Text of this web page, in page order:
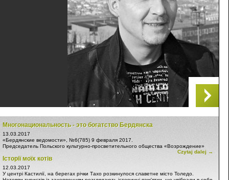
Многонациональность - это богатство Бердянска
13.03.2017
«Бердянские ведомости», №6(785) 9 февраля 2017.
Председатель Польского культурно-просветительного общества «Возрождение»
Алексей Сухомлинов: «Многонациональность - это богатство Бердянска»
Интервью.
Czytaj dalej →
Історії моїх котів
12.03.2017
У центрі Кастилії, на берегах річки Тахо розкинулося славетне місто Толедо.